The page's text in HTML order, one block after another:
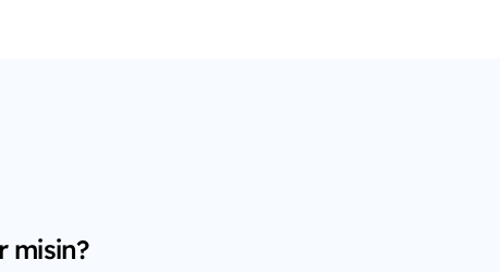
misin?